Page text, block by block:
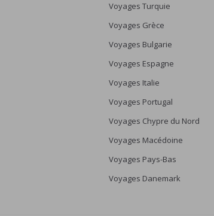
Voyages Turquie
Voyages Grèce
Voyages Bulgarie
Voyages Espagne
Voyages Italie
Voyages Portugal
Voyages Chypre du Nord
Voyages Macédoine
Voyages Pays-Bas
Voyages Danemark